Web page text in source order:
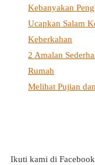
Kebanyakan
Ucapkan Salam
Keberkahan
2 Amalan
Rumah
Melihat Pujian
Ikuti kami di